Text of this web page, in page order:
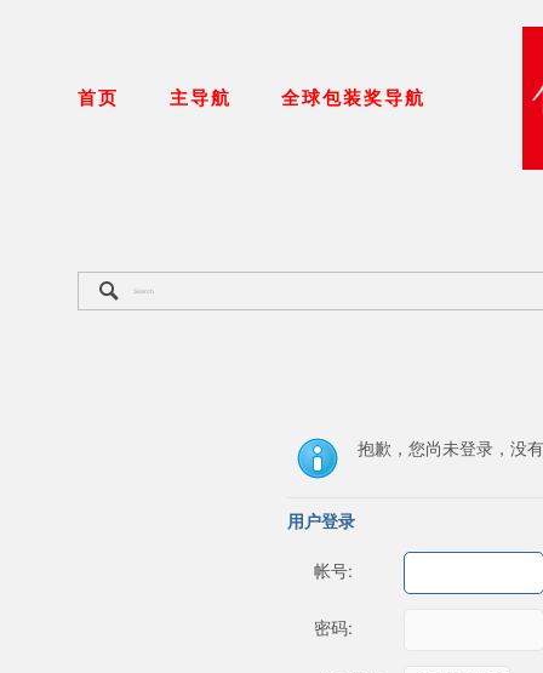
首页 主导航 全球包装奖导航
抱歉，您尚未登录，没
用户登录
帐号:
密码: